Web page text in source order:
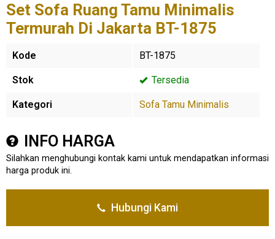
Set Sofa Ruang Tamu Minimalis
Termurah Di Jakarta BT-1875
Kode BT-1875
Stok Tersedia
Kategori Sofa Tamu Minimalis
INFO HARGA
Silahkan menghubungi kontak kami untuk mendapatkan informasi
harga produk ini.
Hubungi Kami